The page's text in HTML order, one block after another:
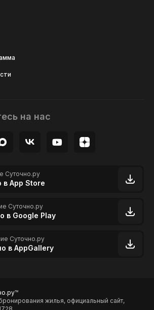
на нас
Суточно.ру
в App Store
Суточно.ру
в Google Play
Суточно.ру
в AppGallery
TM
жилья, официальный сайт,